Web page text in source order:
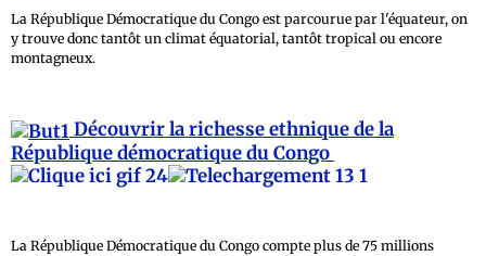
La République Démocratique du Congo est parcourue par l'équateur, on
y trouve donc tantôt un climat équatorial, tantôt tropical ou encore
montagneux.
Découvrir la richesse ethnique de la
République démocratique du Congo
La République Démocratique du Congo compte plus de 75 millions